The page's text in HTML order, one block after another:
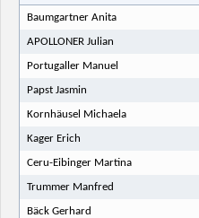
Baumgartner Anita
APOLLONER Julian
Portugaller Manuel
Papst Jasmin
Kornhäusel Michaela
Kager Erich
Ceru-Eibinger Martina
Trummer Manfred
Bäck Gerhard